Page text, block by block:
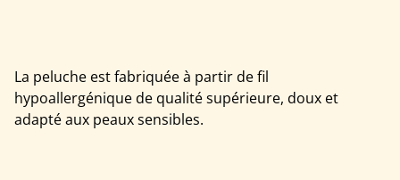
La peluche est fabriquée à partir de fil
hypoallergénique de qualité supérieure, doux et
adapté aux peaux sensibles.